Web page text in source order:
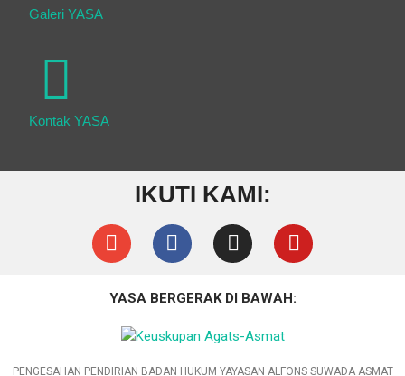
Galeri YASA
Kontak YASA
IKUTI KAMI:
YASA BERGERAK DI BAWAH:
PENGESAHAN PENDIRIAN BADAN HUKUM YAYASAN ALFONS SUWADA ASMAT